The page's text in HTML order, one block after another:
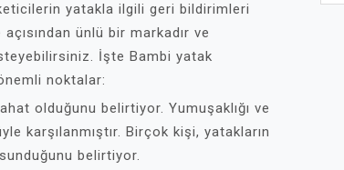
yatakla ilgili geri bildirimleri
ünlü bir markadır ve
İşte Bambi yatak
noktalar:
olduğunu belirtiyor. Yumuşaklığı ve
karşılanmıştır. Birçok kişi, yatakların
belirtiyor.